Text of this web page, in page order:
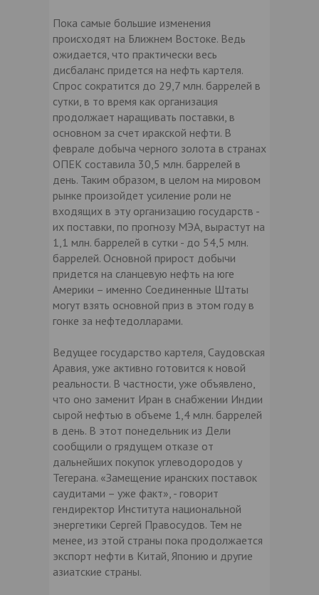
Пока самые большие изменения
происходят на Ближнем Востоке. Ведь
ожидается, что практически весь
дисбаланс придется на нефть картеля.
Спрос сократится до 29,7 млн. баррелей в
сутки, в то время как организация
продолжает наращивать поставки, в
основном за счет иракской нефти. В
феврале добыча черного золота в странах
ОПЕК составила 30,5 млн. баррелей в
день. Таким образом, в целом на мировом
рынке произойдет усиление роли не
входящих в эту организацию государств -
их поставки, по прогнозу МЭА, вырастут на
1,1 млн. баррелей в сутки - до 54,5 млн.
баррелей. Основной прирост добычи
придется на сланцевую нефть на юге
Америки – именно Соединенные Штаты
могут взять основной приз в этом году в
гонке за нефтедолларами.
Ведущее государство картеля, Саудовская
Аравия, уже активно готовится к новой
реальности. В частности, уже объявлено,
что оно заменит Иран в снабжении Индии
сырой нефтью в объеме 1,4 млн. баррелей
в день. В этот понедельник из Дели
сообщили о грядущем отказе от
дальнейших покупок углеводородов у
Тегерана. «Замещение иранских поставок
саудитами – уже факт», - говорит
гендиректор Института национальной
энергетики Сергей Правосудов. Тем не
менее, из этой страны пока продолжается
экспорт нефти в Китай, Японию и другие
азиатские страны.